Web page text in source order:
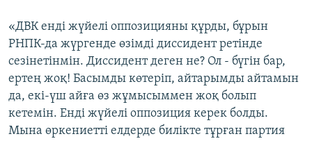
«ДВК енді жүйелі оппозицияны құрды, бұрын
РНПК-да жүргенде өзімді диссидент ретінде
сезінетінмін. Диссидент деген не? Ол - бүгін бар,
ертең жоқ! Басымды көтеріп, айтарымды айтамын
да, екі-үш айға өз жұмысыммен жоқ болып
кетемін. Енді жүйелі оппозиция керек болды.
Мына өркениетті елдерде билікте тұрған партия